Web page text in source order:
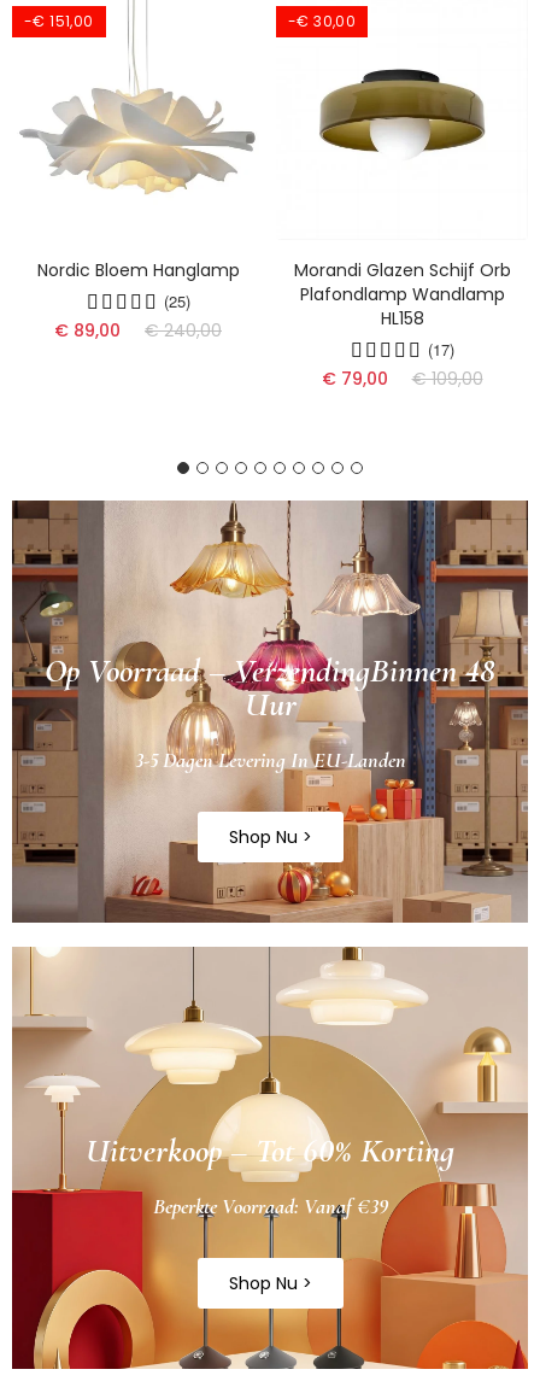
-€ 151,00
Nordic Bloem Hanglamp
(25)
€ 89,00 € 240,00
-€ 30,00
Morandi Glazen Schijf Orb
Plafondlamp Wandlamp
HL158
(17)
€ 79,00 € 109,00
Op Voorraad – VerzendingBinnen 48
Uur
3-5 Dagen Levering In EU-Landen
Shop Nu >
Uitverkoop – Tot 60% Korting
Beperkte Voorraad: Vanaf €39
Shop Nu >